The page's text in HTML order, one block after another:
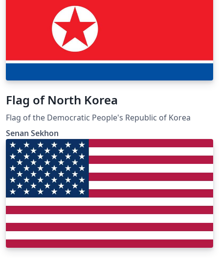
Flag of North Korea
Flag of the Democratic People's Republic of Korea
Senan Sekhon